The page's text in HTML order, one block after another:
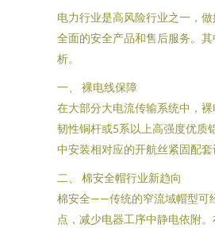
电力行业是高风险行业之一，
全面的安全产品和售后服务。
析。
一、 裸电线保障
在大部分大电流传输系统中，
韧性铜杆或5系以上高强度优质
中安装相对应的开航丝紧固配套
二、 棉安全帽行业新趋向
棉安全——传统的窄流域帽型可
点，减少电器工序中静电依附